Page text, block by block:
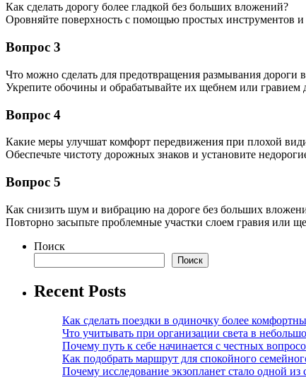
Как сделать дорогу более гладкой без больших вложений?
Оровняйте поверхность с помощью простых инструментов
Вопрос 3
Что можно сделать для предотвращения размывания дороги
Укрепите обочины и обрабатывайте их щебнем или гравием
Вопрос 4
Какие меры улучшат комфорт передвижения при плохой
Обеспечьте чистоту дорожных знаков и установите
Вопрос 5
Как снизить шум и вибрацию на дороге без больших
Повторно засыпьте проблемные участки слоем гравия или
Поиск
Поиск
Recent Posts
Как сделать поездки в одиночку более
Что учитывать при организации света в
Почему путь к себе начинается с честных
Как подобрать маршрут для спокойного
Почему исследование экзопланет стало одной